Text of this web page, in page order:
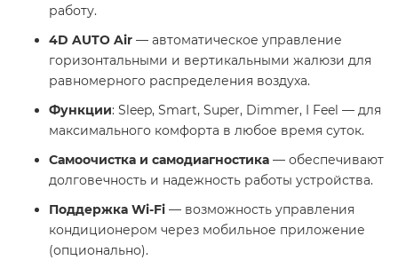
работу.
4D AUTO Air — автоматическое управление
горизонтальными и вертикальными жалюзи для
равномерного распределения воздуха.
Функции: Sleep, Smart, Super, Dimmer, I Feel — для
максимального комфорта в любое время суток.
Самоочистка и самодиагностика — обеспечивают
долговечность и надежность работы устройства.
Поддержка Wi-Fi — возможность управления
кондиционером через мобильное приложение
(опционально).